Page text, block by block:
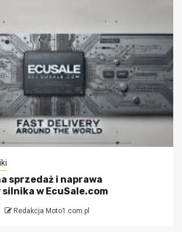
sprzedaż i naprawa
w EcuSale.com
Redakcja Moto1.com.pl